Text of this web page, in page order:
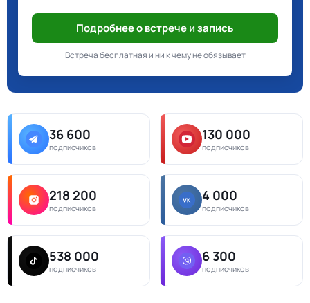
Подробнее о встрече и запись
Встреча бесплатная и ни к чему не обязывает
36 600
подписчиков
130 000
подписчиков
218 200
подписчиков
4 000
подписчиков
538 000
подписчиков
6 300
подписчиков